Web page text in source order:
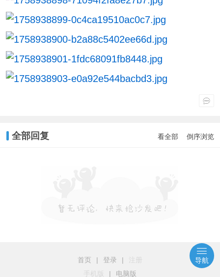
全部回复 看全部 倒序浏览
首页 | 登录 |
手机版
| 电脑版
导航